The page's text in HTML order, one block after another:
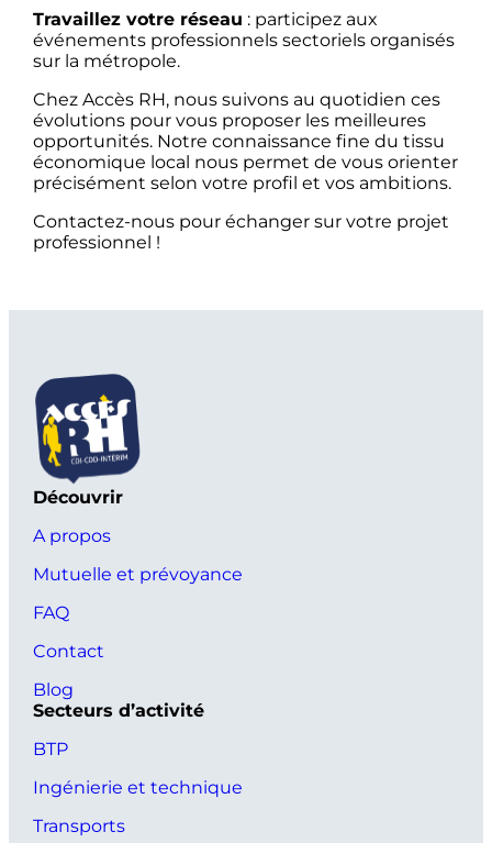
Travaillez votre réseau : participez aux
événements professionnels sectoriels organisés
sur la métropole.
Chez Accès RH, nous suivons au quotidien ces
évolutions pour vous proposer les meilleures
opportunités. Notre connaissance fine du tissu
économique local nous permet de vous orienter
précisément selon votre profil et vos ambitions.
Contactez-nous pour échanger sur votre projet
professionnel !
Découvrir
A propos
Mutuelle et prévoyance
FAQ
Contact
Blog
Secteurs d’activité
BTP
Ingénierie et technique
Transports